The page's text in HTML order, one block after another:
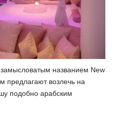
названием New
предлагают возлечь на
подобно арабским